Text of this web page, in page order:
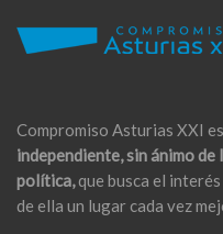
Compromiso Asturias XXI
independiente, sin ánimo
política,que busca el
de ella un lugar cada vez